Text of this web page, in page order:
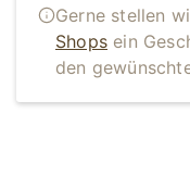
Gerne stellen
Shops ein
den